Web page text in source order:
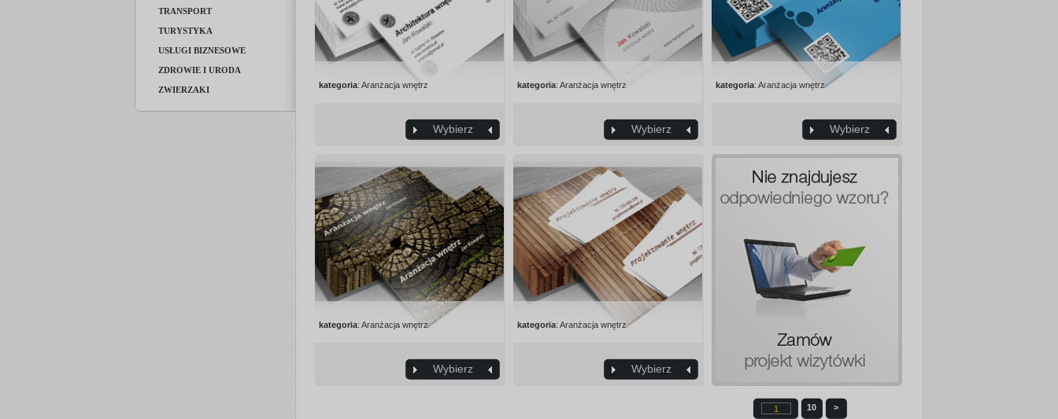
TRANSPORT
TURYSTYKA
USŁUGI BIZNESOWE
ZDROWIE I URODA
ZWIERZAKI kategoria: Aranżacja wnętrz
Wybierz
kategoria: Aranżacja wnętrz
Wybierz
kategoria: Aranżacja wnętrz
Wybierz
kategoria: Aranżacja wnętrz
Wybierz
kategoria: Aranżacja wnętrz
Wybierz
10 >